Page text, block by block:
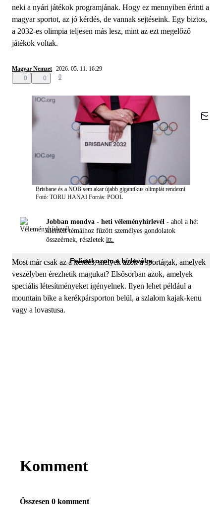
neki a nyári játékok programjának. Hogy ez mennyiben érinti a
magyar sportot, az jó kérdés, de vannak sejtéseink. Egy biztos,
a 2032-es olimpia teljesen más lesz, mint az ezt megelőző
játékok voltak.
Magyar Nemzet 2026. 05. 11. 16:29
0
0 0
Brisbane és a NOB sem akar újabb gigantikus olimpiát rendezni
Fotó: TORU HANAI Forrás: POOL
Jobban mondva - heti véleményhírlevél - ahol a hét
kiemelt témáihoz fűzött személyes gondolatok
összeérnek, részletek itt.
Feliratkozom a hírlevélre
Most már csak az a kérdés, melyek azok a sportágak, amelyek
veszélyben érezhetik magukat? Elsősorban azok, amelyek
speciális létesítményeket igényelnek. Ilyen lehet például a
mountain bike a kerékpársporton belül, a szlalom kajak-kenu
vagy a lovastusa.
Komment
Összesen 0 komment